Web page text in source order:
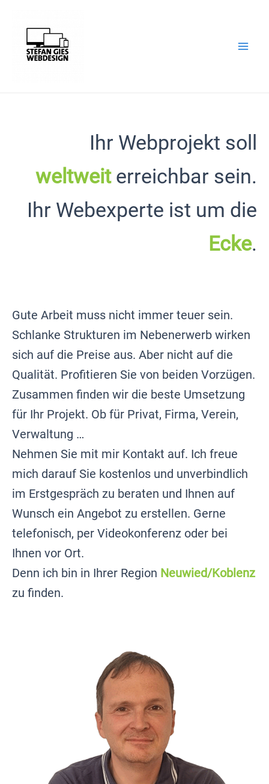
springen
Ihr Webprojekt soll
weltweiterreichbar sein.
Ihr Webexperte ist um die
Ecke.
Gute Arbeit muss nicht immer teuer sein.
Schlanke Strukturen im Nebenerwerb wirken
sich auf die Preise aus. Aber nicht auf die
Qualität. Profitieren Sie von beiden Vorzügen.
Zusammen finden wir die beste Umsetzung
für Ihr Projekt. Ob für Privat, Firma, Verein,
Verwaltung …
Nehmen Sie mit mir Kontakt auf. Ich freue
mich darauf Sie kostenlos und unverbindlich
im Erstgespräch zu beraten und Ihnen auf
Wunsch ein Angebot zu erstellen. Gerne
telefonisch, per Videokonferenz oder bei
Ihnen vor Ort.
Denn ich bin in Ihrer Region Neuwied/Koblenz
zu finden.